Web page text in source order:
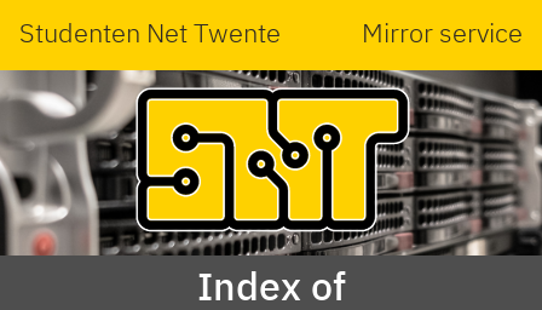
Studenten Net Twente Mirror service
Index of